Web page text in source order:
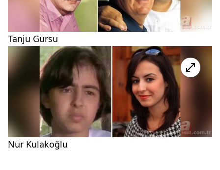
Tanju Gürsu
Nur Kulakoğlu